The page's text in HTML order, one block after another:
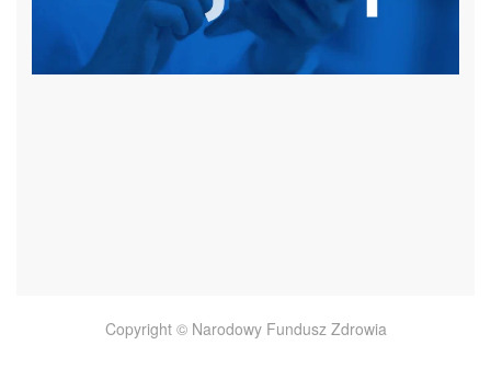
czytaj więcej
Copyright © Narodowy Fundusz Zdrowia